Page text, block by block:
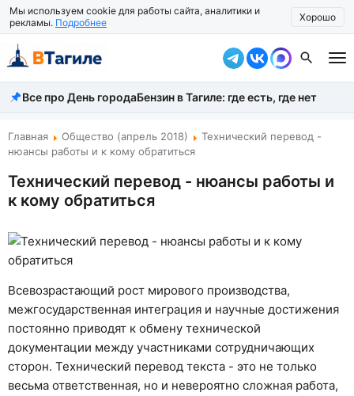
Мы используем cookie для работы сайта, аналитики и
рекламы. Подробнее Хорошо
Все новости
Происшествия
Власть
Жизнь
Экономика
Общество
Рассказать новость
Все про День городаБензин в Тагиле: где есть, где нет
Главная Общество (апрель 2018)
Технический перевод -
нюансы работы и к кому обратиться
Технический перевод - нюансы работы и
к кому обратиться
Всевозрастающий рост мирового производства,
межгосударственная интеграция и научные достижения
постоянно приводят к обмену технической
документации между участниками сотрудничающих
сторон. Технический перевод текста - это не только
весьма ответственная, но и невероятно сложная работа,